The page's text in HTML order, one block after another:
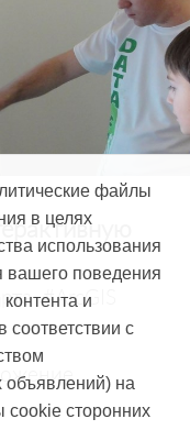
#ArcGIS
файлы
в целях
использования
вашего поведения
и
с
на
сторонних